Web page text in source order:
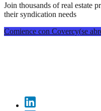
Join thousands of real estate
their syndication needs
Comience con Covercy(se